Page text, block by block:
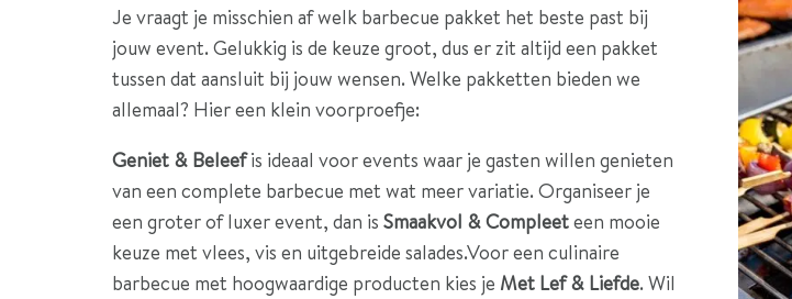
Je vraagt je misschien af welk barbecue pakket het beste past bij
jouw event. Gelukkig is de keuze groot, dus er zit altijd een pakket
tussen dat aansluit bij jouw wensen. Welke pakketten bieden we
allemaal? Hier een klein voorproefje:
Geniet & Beleefis ideaal voor events waar je gasten willen genieten
van een complete barbecue met wat meer variatie. Organiseer je
een groter of luxer event, dan is Smaakvol & Compleeteen mooie
keuze met vlees, vis en uitgebreide salades.Voor een culinaire
barbecue met hoogwaardige producten kies je Met Lef & Liefde. Wil